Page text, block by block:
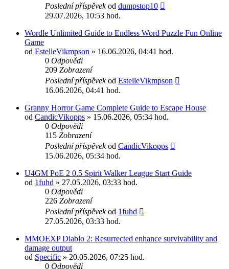
Poslední příspěvekod dumpstop10
29.07.2026, 10:53 hod.
Wordle Unlimited Guide to Endless Word Puzzle Fun Online
Game
od EstelleVikmpson » 16.06.2026, 04:41 hod.
0 Odpovědi
209 Zobrazení
Poslední příspěvekod EstelleVikmpson
16.06.2026, 04:41 hod.
Granny Horror Game Complete Guide to Escape House
od CandicVikopps » 15.06.2026, 05:34 hod.
0 Odpovědi
115 Zobrazení
Poslední příspěvekod CandicVikopps
15.06.2026, 05:34 hod.
U4GM PoE 2 0.5 Spirit Walker League Start Guide
od 1fuhd » 27.05.2026, 03:33 hod.
0 Odpovědi
226 Zobrazení
Poslední příspěvekod 1fuhd
27.05.2026, 03:33 hod.
MMOEXP Diablo 2: Resurrected enhance survivability and
damage output
od Specific » 20.05.2026, 07:25 hod.
0 Odpovědi